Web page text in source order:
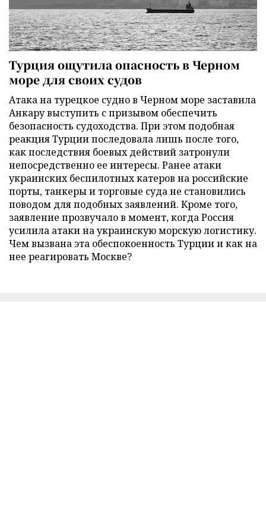
Турция ощутила опасность в Черном
море для своих судов
Атака на турецкое судно в Черном море заставила
Анкару выступить с призывом обеспечить
безопасность судоходства. При этом подобная
реакция Турции последовала лишь после того,
как последствия боевых действий затронули
непосредственно ее интересы. Ранее атаки
украинских беспилотных катеров на российские
порты, танкеры и торговые суда не становились
поводом для подобных заявлений. Кроме того,
заявление прозвучало в момент, когда Россия
усилила атаки на украинскую морскую логистику.
Чем вызвана эта обеспокоенность Турции и как на
нее реагировать Москве?